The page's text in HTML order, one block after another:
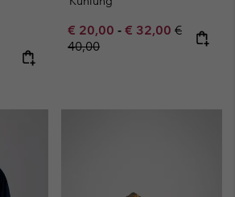
price:
Minimum sale price:
€ 20,00 - Maximum sale
€ 32,00 Regular
€
40,00